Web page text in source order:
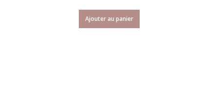
Ajouter au panier